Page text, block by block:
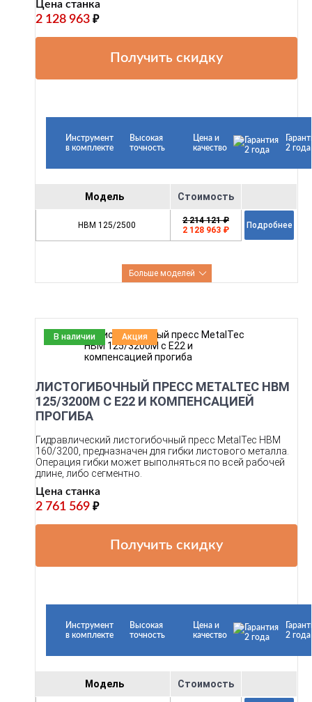
Цена станка
2 128 963 ₽
Получить скидку
Инструмент
в комплекте
Высокая
точность
Цена и
качество
2 года
Модель Стоимость
HBM 125/2500
2 214 121 ₽
2 128 963 ₽
Подробнее
Больше моделей
В наличии Акция
ЛИСТОГИБОЧНЫЙ ПРЕСС METALTEC HBM
125/3200M С Е22 И КОМПЕНСАЦИЕЙ
ПРОГИБА
Гидравлический листогибочный пресс MetalTec HBM
160/3200, предназначен для гибки листового металла.
Операция гибки может выполняться по всей рабочей
длине, либо сегментно.
Цена станка
2 761 569 ₽
Получить скидку
Инструмент
в комплекте
Высокая
точность
Цена и
качество
2 года
Модель Стоимость